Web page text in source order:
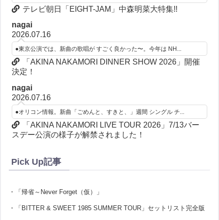
テレビ朝日「EIGHT-JAM」中森明菜大特集!!
nagai
2026.07.16
●東京公演では、新曲の歌唱が すごく良かった〜。今年は NH...
「AKINA NAKAMORI DINNER SHOW 2026」開催
決定！
nagai
2026.07.16
●オリコン情報。新曲「ごめんと、すきと、」週間 シングル チ...
「AKINA NAKAMORI LIVE TOUR 2026」7/13バー
スデー公演の様子が解禁されました！
Pick Up記事
・「帰省～Never Forget（仮）」
・「BITTER & SWEET 1985 SUMMER TOUR」セットリスト完全版